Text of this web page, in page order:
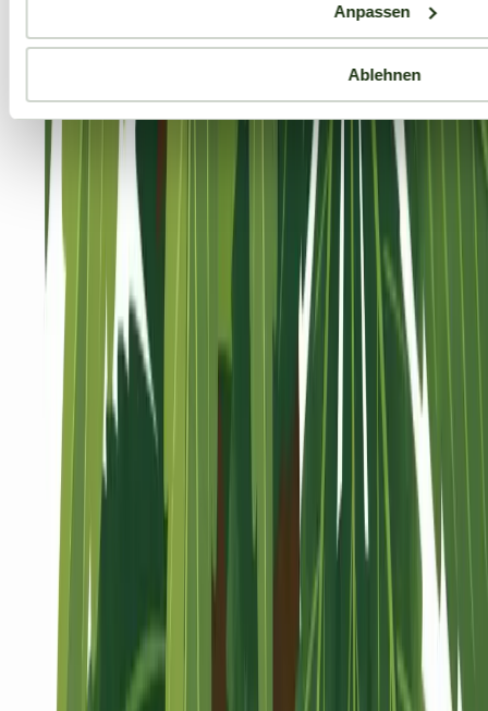
Anpassen
Ablehnen
Seedbanks